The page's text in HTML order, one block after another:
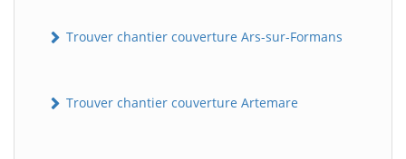
Trouver chantier couverture Ars-sur-Formans
Trouver chantier couverture Artemare